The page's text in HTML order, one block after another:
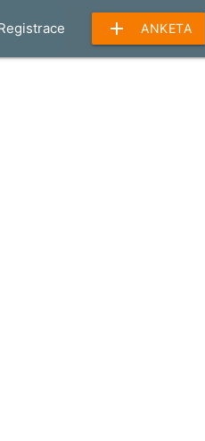
add ANKETA